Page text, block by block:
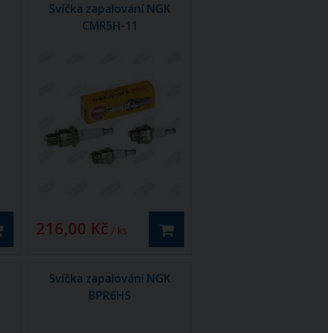
Svíčka zapalování NGK
CMR5H-11
216,00 Kč / ks
Svíčka zapalování NGK
BPR6HS